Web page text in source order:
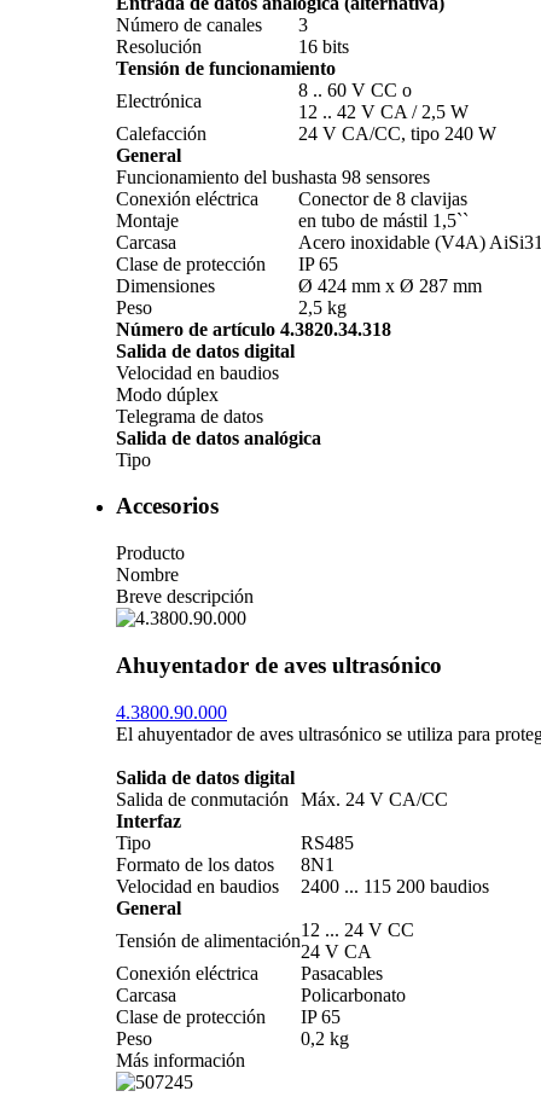
Número de canales
3
Resolución
16 bits
Tensión de funcionamiento
Electrónica
8 .. 60 V CC o
12 .. 42 V CA /­ 2,5 W
Calefacción
24 V CA/­CC, tipo 240 W
General
Funcionamiento del bushasta 98 sensores
Conexión eléctrica
Conector de 8 clavijas
Montaje
en tubo de mástil 1,5``
Carcasa
Acero inoxidable (V4A)
Clase de protección
IP 65
Dimensiones
Ø 424 mm x Ø 287 mm
Peso
2,5 kg
Número de artículo 4.3820.34.318
Salida de datos digital
Velocidad en baudios
Modo dúplex
Telegrama de datos
Salida de datos analógica
Tipo
Accesorios
Producto
Nombre
Breve descripción
Ahuyentador de aves ultrasónico
4.3800.90.000
El ahuyentador de aves ultrasónico se utiliza para
Salida de datos digital
Salida de conmutación
Máx. 24 V CA/­CC
Interfaz
Tipo
RS485
Formato de los datos
8N1
Velocidad en baudios
2400 ... 115 200 baudios
General
Tensión de alimentación
12 ... 24 V CC
24 V CA
Conexión eléctrica
Pasacables
Carcasa
Policarbonato
Clase de protección
IP 65
Peso
0,2 kg
Más información